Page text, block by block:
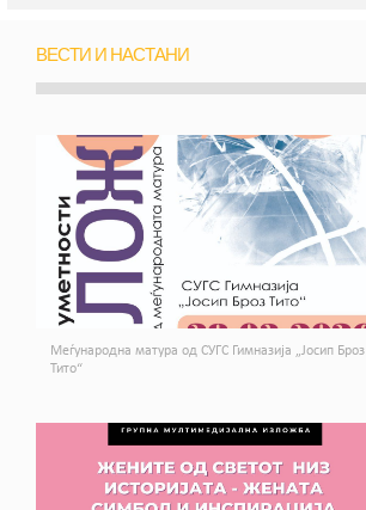
ВЕСТИ И НАСТАНИ
Меѓународна матура од СУГС Гимназија „Јосип Броз
Тито“